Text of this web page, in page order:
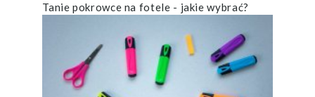
Tanie pokrowce na fotele - jakie wybrać?